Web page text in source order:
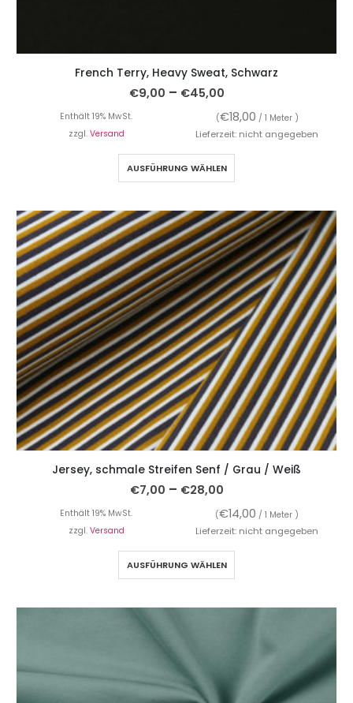
French Terry, Heavy Sweat, Schwarz
€9,00 – €45,00
Enthält 19% MwSt. (€18,00 / 1 Meter )
zzgl. Versand Lieferzeit: nicht angegeben
AUSFÜHRUNG WÄHLEN
Jersey, schmale Streifen Senf / Grau / Weiß
€7,00 – €28,00
Enthält 19% MwSt. (€14,00 / 1 Meter )
zzgl. Versand Lieferzeit: nicht angegeben
AUSFÜHRUNG WÄHLEN